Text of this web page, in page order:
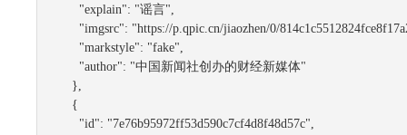
"explain": "谣言",
"imgsrc": "https://p.qpic.cn/jiaozhen/0/
"markstyle": "fake",
"author": "中国新闻社创办的财经新媒体"
"id": "7e76b95972ff53d590c7cf4d8f48d57c",